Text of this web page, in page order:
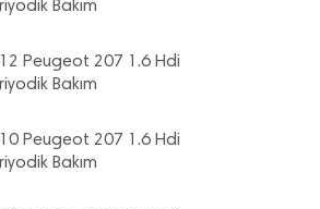
Bakım
Peugeot 207 1.6 Hdi
Bakım
Peugeot 207 1.6 Hdi
Bakım